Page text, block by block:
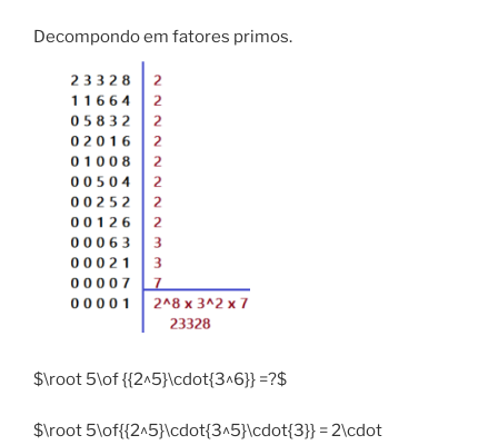
Decompondo em fatores primos.
$\root 5\of {{2^5}\cdot{3^6}} =?$
$\root 5\of{{2^5}\cdot{3^5}\cdot{3}} = 2\cdot